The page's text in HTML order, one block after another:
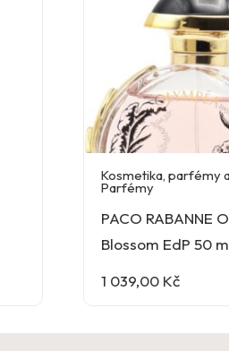
Kosmetika, parfémy
Parfémy
PACO RABANNE
Blossom EdP 50
1 039,00 Kč